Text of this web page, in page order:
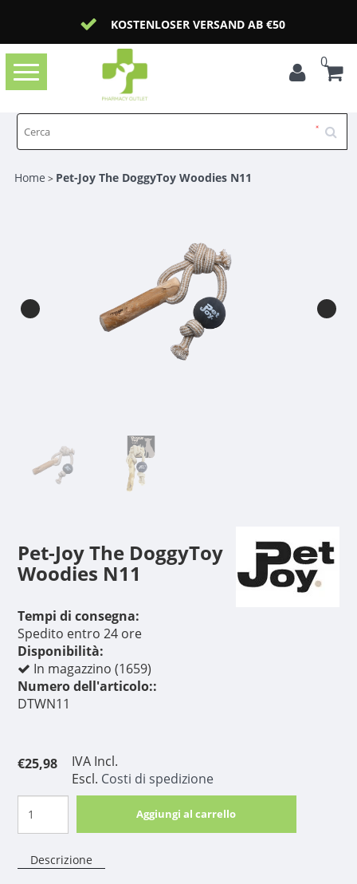
KOSTENLOSER VERSAND AB €50
Toggle
navigation
0
Home > Pet-Joy The DoggyToy Woodies N11
Pet-Joy The DoggyToy
Woodies N11
Tempi di consegna:
Spedito entro 24 ore
Disponibilità:
In magazzino (1659)
Numero dell'articolo::
DTWN11
€25,98
IVA Incl.
Escl. Costi di spedizione
Aggiungi al carrello
Descrizione